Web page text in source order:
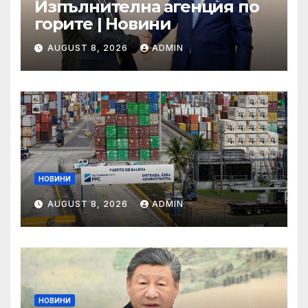
Изпълнителна агенция по
горите | Новини
AUGUST 8, 2026 ADMIN
НОВИНИ
AUGUST 8, 2026 ADMIN
НОВИНИ